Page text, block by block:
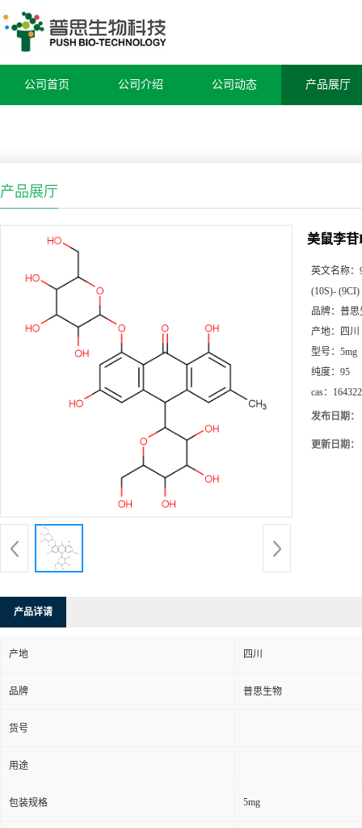
公司首页 公司介绍 公司动态 产品展厅
产品展厅
美鼠李苷
英文名称：
(10S)- (9CI)
品牌： 普思
产地：
四川
型号： 5mg
纯度： 95
cas：
发布日期：
更新日期：
产品详请
产地 四川
品牌 普思生物
货号
用途
包装规格 5mg